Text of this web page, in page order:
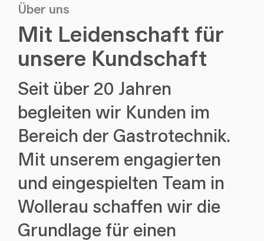
Über uns
Mit Leidenschaft für
unsere Kundschaft
Seit über 20 Jahren
begleiten wir Kunden im
Bereich der Gastrotechnik.
Mit unserem engagierten
und eingespielten Team in
Wollerau schaffen wir die
Grundlage für einen